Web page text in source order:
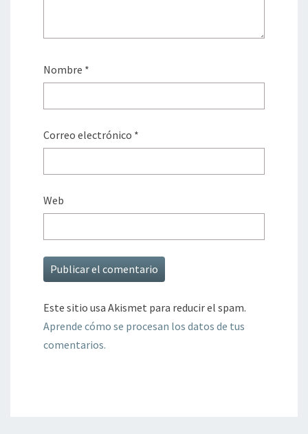
Nombre *
Correo electrónico *
Web
Este sitio usa Akismet para reducir el spam.
Aprende cómo se procesan los datos de tus
comentarios.